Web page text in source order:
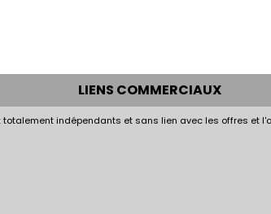
LIENS COMMERCIAUX
totalement indépendants et sans lien avec les offres et